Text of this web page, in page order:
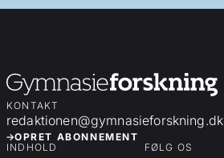
KONTAKT
redaktionen@gymnasieforskning.dk
OPRET ABONNEMENT
INDHOLD
FØLG OS